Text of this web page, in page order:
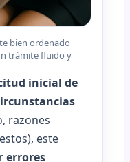
bien ordenado
trámite fluido y
inicial de
razones
este
errores